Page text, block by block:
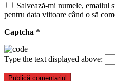
Salvează-mi numele, emailul
pentru data viitoare când o să
Captcha *
Type the text displayed above: